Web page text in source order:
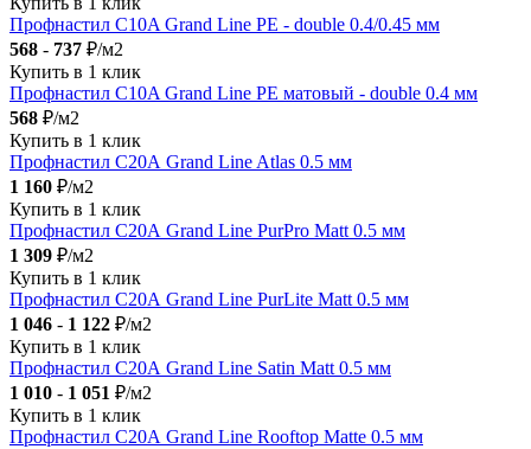
Профнастил С10A Grand Line PE - double 0.4/0.45 мм
568 - 737 ₽/м2
Купить в 1 клик
Профнастил С10A Grand Line PE матовый - double 0.4 мм
568 ₽/м2
Купить в 1 клик
Профнастил С20А Grand Line Atlas 0.5 мм
1 160 ₽/м2
Купить в 1 клик
Профнастил С20А Grand Line PurPro Matt 0.5 мм
1 309 ₽/м2
Купить в 1 клик
Профнастил С20А Grand Line PurLite Мatt 0.5 мм
1 046 - 1 122 ₽/м2
Купить в 1 клик
Профнастил С20А Grand Line Satin Мatt 0.5 мм
1 010 - 1 051 ₽/м2
Купить в 1 клик
Профнастил С20А Grand Line Rooftop Matte 0.5 мм